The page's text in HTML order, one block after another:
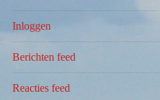
Inloggen
Berichten feed
Reacties feed